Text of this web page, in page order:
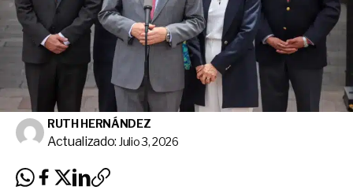
RUTH HERNÁNDEZ
Actualizado: Julio 3, 2026